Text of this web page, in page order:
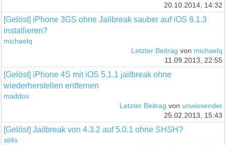
20.10.2014, 14:32
[Gelöst] iPhone 3GS ohne Jailbreak sauber auf iOS 6.1.3
installieren?
michaelq
Letzter Beitrag von michaelq
11.09.2013, 22:55
[Gelöst] iPhone 4S mit iOS 5.1.1 jailbreak ohne
wiederherstellen entfernen
maddox
Letzter Beitrag von unwissender
25.02.2013, 15:43
[Gelöst] Jailbreak von 4.3.2 auf 5.0.1 ohne SHSH?
sil4s